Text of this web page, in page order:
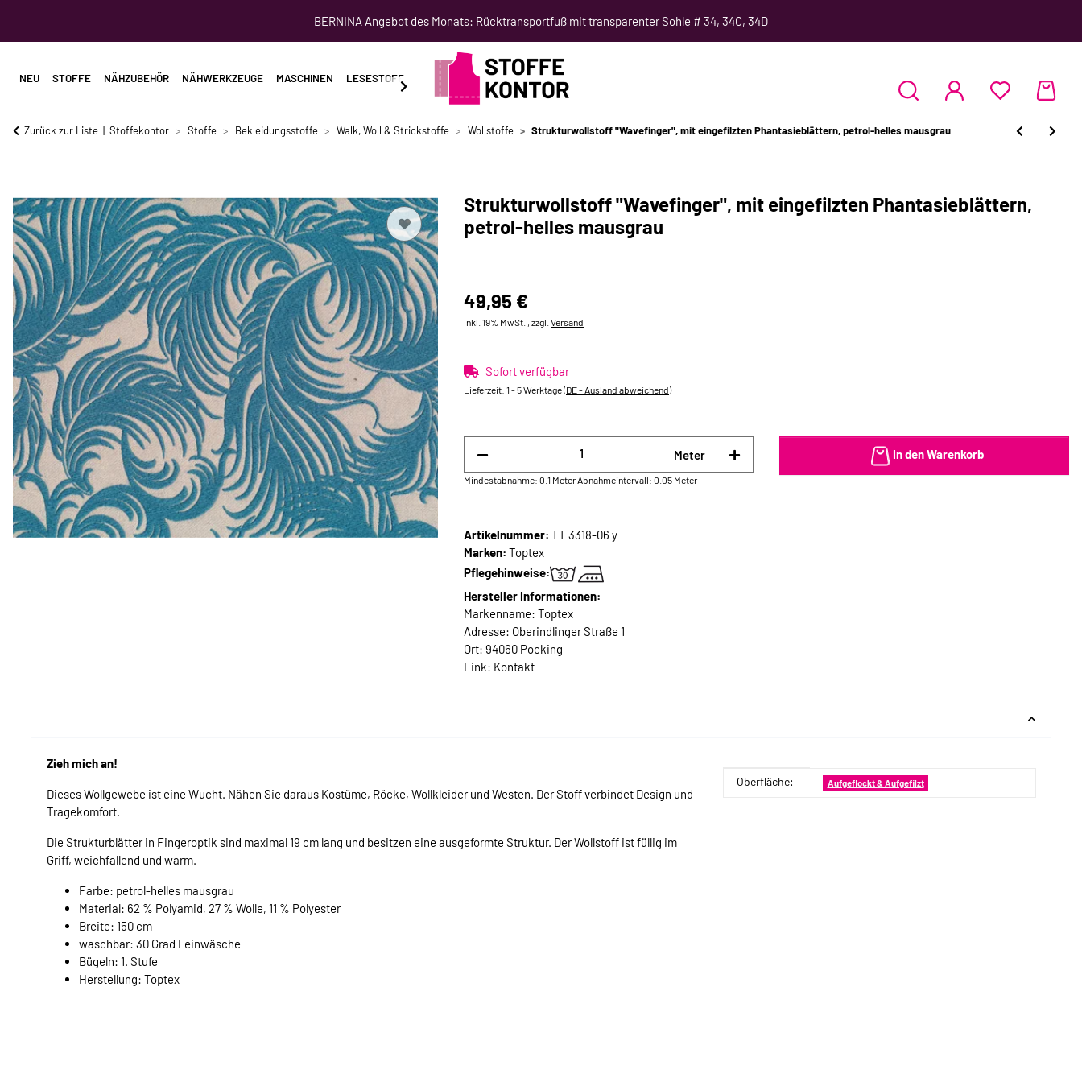
BERNINA Angebot des Monats: Rücktransportfuß mit transparenter Sohle # 34, 34C, 34D
NEU STOFFE NÄHZUBEHÖR NÄHWERKZEUGE MASCHINEN LESESTOFF SCHNITTMUSTER NÄHKURSE
Zurück zur Liste Stoffekontor Stoffe Bekleidungsstoffe Walk, Woll & Strickstoffe Wollstoffe Strukturwollstoff "Wavefinger", mit eingefilzten Phantasieblättern, petrol-helles mausgrau
Strukturwollstoff "Wavefinger", mit eingefilzten Phantasieblättern,
petrol-helles mausgrau
49,95 €
inkl. 19% MwSt. , zzgl. Versand
Sofort verfügbar
Lieferzeit: 1 - 5 Werktage(DE - Ausland abweichend)
Meter
Mindestabnahme: 0.1 MeterAbnahmeintervall: 0.05 Meter
In den Warenkorb
Artikelnummer: TT 3318-06 y
Marken: Toptex
Pflegehinweise:
Hersteller Informationen:
Markenname: Toptex
Adresse: Oberindlinger Straße 1
Ort: 94060 Pocking
Link: Kontakt
Zieh mich an!
Dieses Wollgewebe ist eine Wucht. Nähen Sie daraus Kostüme, Röcke, Wollkleider und Westen. Der Stoff verbindet Design und
Tragekomfort.
Die Strukturblätter in Fingeroptik sind maximal 19 cm lang und besitzen eine ausgeformte Struktur. Der Wollstoff ist füllig im
Griff, weichfallend und warm.
Farbe: petrol-helles mausgrau
Material: 62 % Polyamid, 27 % Wolle, 11 % Polyester
Breite: 150 cm
waschbar: 30 Grad Feinwäsche
Bügeln: 1. Stufe
Herstellung: Toptex
Produkteigenschaft
Wert
Oberfläche: Aufgeflockt & Aufgefilzt